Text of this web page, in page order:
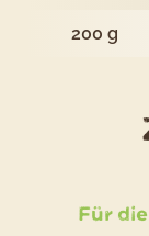
200 g
Für